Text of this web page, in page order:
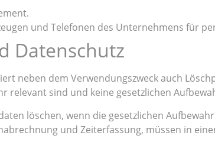
und Telefonen des Unternehmens für
Datenschutz
neben dem Verwendungszweck auch
relevant sind und keine gesetzlichen
löschen, wenn die gesetzlichen
und Zeiterfassung, müssen in